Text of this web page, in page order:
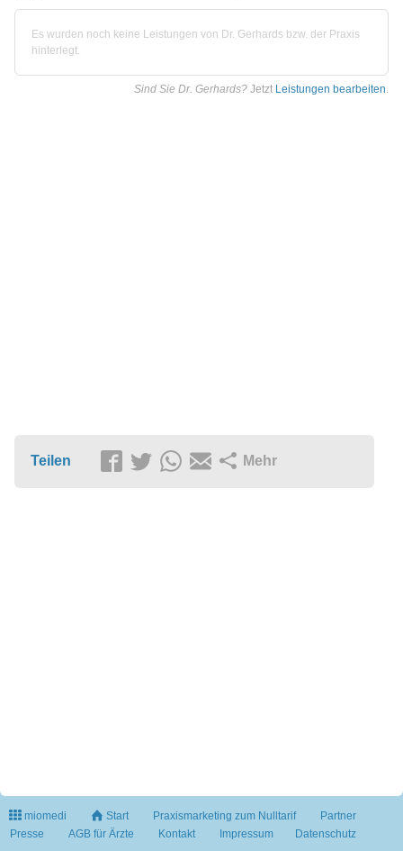
Es wurden noch keine Leistungen von Dr. Gerhards bzw. der Praxis
hinterlegt.
Sind Sie Dr. Gerhards? Jetzt Leistungen bearbeiten.
Teilen Mehr
miomedi Start Praxismarketing zum Nulltarif
Partner
Presse
AGB für Ärzte Kontakt Impressum Datenschutz